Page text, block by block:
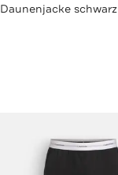
Daunenjacke schwarz